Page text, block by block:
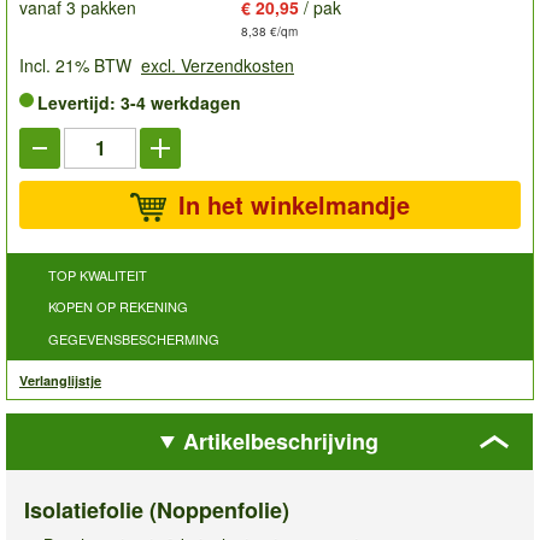
vanaf 3 pakken € 20,95 / pak
8,38 €/qm
Incl. 21% BTW excl. Verzendkosten
Levertijd: 3-4 werkdagen
In het winkelmandje
TOP KWALITEIT
KOPEN OP REKENING
GEGEVENSBESCHERMING
Verlanglijstje
Artikelbeschrijving
Isolatiefolie (Noppenfolie)